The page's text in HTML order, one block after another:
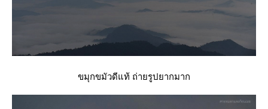
ขมุกขมัวดีแท้ ถ่ายรูปยากมาก